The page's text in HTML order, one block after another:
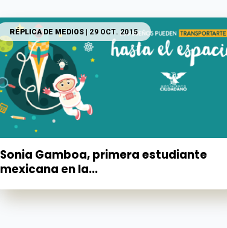
RÉPLICA DE MEDIOS| 29 OCT. 2015
Sonia Gamboa, primera estudiante
mexicana en la...